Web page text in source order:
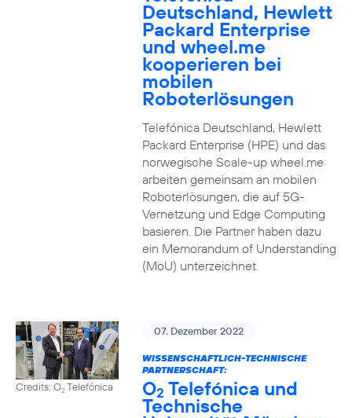
Deutschland, Hewlett
Packard Enterprise
und wheel.me
kooperieren bei
mobilen
Roboterlösungen
Telefónica Deutschland, Hewlett
Packard Enterprise (HPE) und das
norwegische Scale-up wheel.me
arbeiten gemeinsam an mobilen
Roboterlösungen, die auf 5G-
Vernetzung und Edge Computing
basieren. Die Partner haben dazu
ein Memorandum of Understanding
(MoU) unterzeichnet.
Credits: O2Telefónica
07. Dezember 2022
WISSENSCHAFTLICH-TECHNISCHE
PARTNERSCHAFT:
O2 Telefónica und
Technische